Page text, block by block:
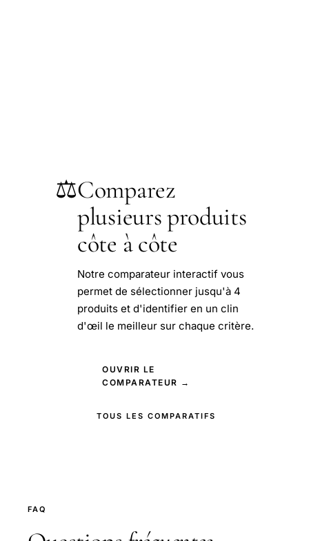
⚖️Comparez
plusieurs produits
côte à côte
Notre comparateur interactif vous
permet de sélectionner jusqu'à 4
produits et d'identifier en un clin
d'œil le meilleur sur chaque critère.
OUVRIR LE
COMPARATEUR →
TOUS LES COMPARATIFS
FAQ